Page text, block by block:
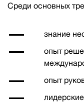
Среди основных
знание
опыт
опыт